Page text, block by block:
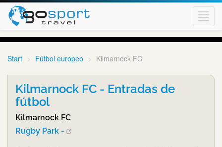
Start Fútbol europeo Kilmarnock FC
Kilmarnock FC - Entradas de
fútbol
Kilmarnock FC
Rugby Park -